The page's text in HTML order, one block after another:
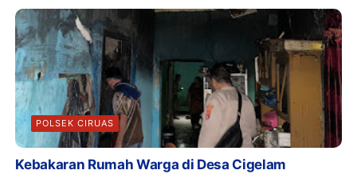
POLSEK CIRUAS
Kebakaran Rumah Warga di Desa Cigelam